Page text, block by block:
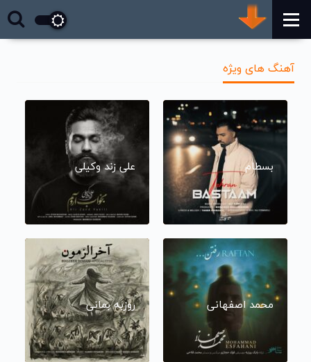
آهنگ های ویژه
بسطام علی زند وکیلی
محمد اصفهانی روزبه بمانی